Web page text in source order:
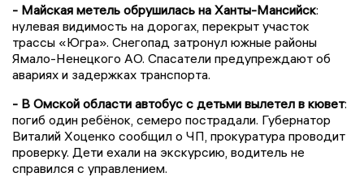
- Майская метель обрушилась на Ханты-Мансийск:
нулевая видимость на дорогах, перекрыт участок
трассы «Югра». Снегопад затронул южные районы
Ямало-Ненецкого АО. Спасатели предупреждают об
авариях и задержках транспорта.
- В Омской области автобус с детьми вылетел в кювет:
погиб один ребёнок, семеро пострадали. Губернатор
Виталий Хоценко сообщил о ЧП, прокуратура проводит
проверку. Дети ехали на экскурсию, водитель не
справился с управлением.